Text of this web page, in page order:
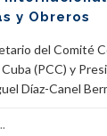
y Obreros
del Comité
(PCC) y
Díaz-Canel